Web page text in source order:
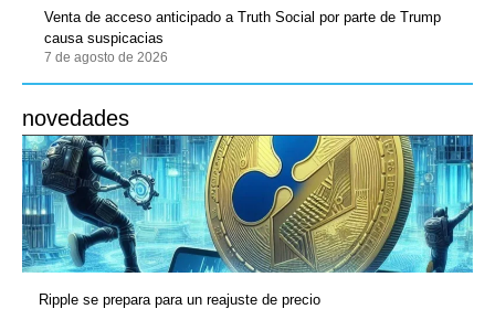
Venta de acceso anticipado a Truth Social por parte de Trump
causa suspicacias
7 de agosto de 2026
novedades
Ripple se prepara para un reajuste de precio